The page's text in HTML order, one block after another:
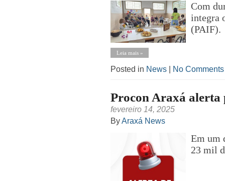
Com
integra
(PAIF).
Leia mais »
Posted in News No
Procon Araxá alerta
fevereiro 14, 2025
ByAraxá News
Em um
23 mil